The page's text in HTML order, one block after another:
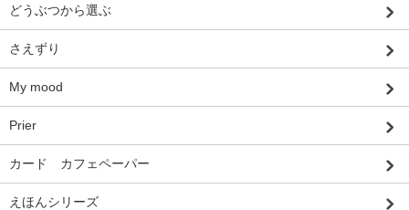
どうぶつから選ぶ
さえずり
My mood
Prier
カード カフェペーパー
えほんシリーズ